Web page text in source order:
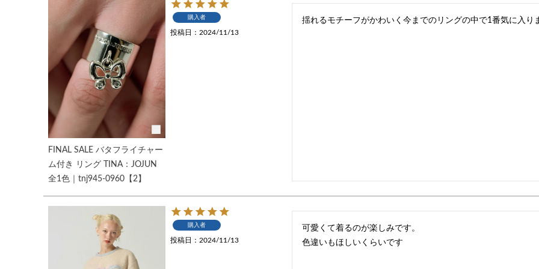
FINAL SALE バタフライチャー
ム付き リング TINA：JOJUN
全1色｜tnj945-0960【2】
購入者
投稿日 2024/11/13
揺れるモチーフがかわいく今までのリングの中で1番気に入り
購入者
投稿日 2024/11/13
可愛くて着るのが楽しみです。
色違いもほしいくらいです